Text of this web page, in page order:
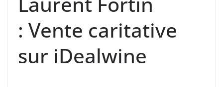
: Vente caritative
sur iDealwine